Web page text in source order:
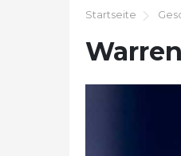
Startseite